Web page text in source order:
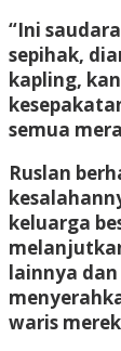
“Ini
sepihak,
kapling,
semua
Ruslan
keluarga
lainnya
waris